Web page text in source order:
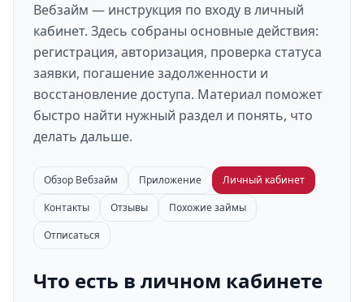
Вебзайм — инструкция по входу в личный
кабинет. Здесь собраны основные действия:
регистрация, авторизация, проверка статуса
заявки, погашение задолженности и
восстановление доступа. Материал поможет
быстро найти нужный раздел и понять, что
делать дальше.
Обзор Вебзайм Приложение
Личный кабинет
Контакты
Отзывы
Похожие займы
Отписаться
Что есть в личном кабинете